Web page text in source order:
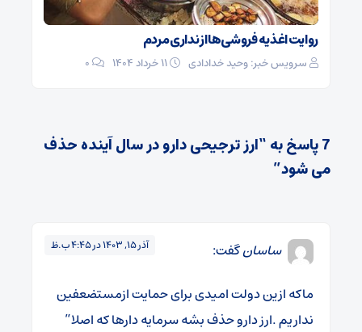
روایت اغذیه فروشی‌ها از نداری مردم
سرویس خبر: وحید خدادادی 0
7 پاسخ به “ارز ترجیحی دارو در سال آینده حذف
می شود”
ساسانگفت: آذر 15, 1403 در 4:45 ب.ظ
ماکه ازین دولت امیدی برای حمایت ازمستضعفین
نداریم .ارز دارو حذف بشه سرمایه دارها که اصلا”